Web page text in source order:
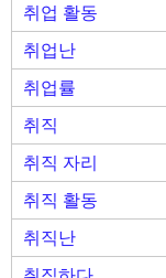
취업 활동
취업난
취업률
취직
취직 자리
취직 활동
취직난